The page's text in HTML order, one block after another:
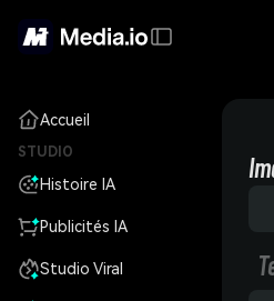
Accueil
STUDIO
Histoire IA
Publicités IA
Studio Viral